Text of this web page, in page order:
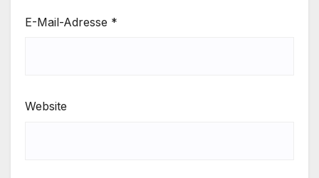
E-Mail-Adresse *
Website